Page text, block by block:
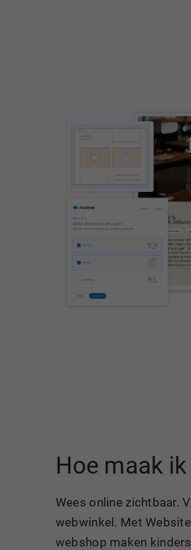
Hoe maak
Wees online zichtbaar.
webwinkel. Met
webshop maken